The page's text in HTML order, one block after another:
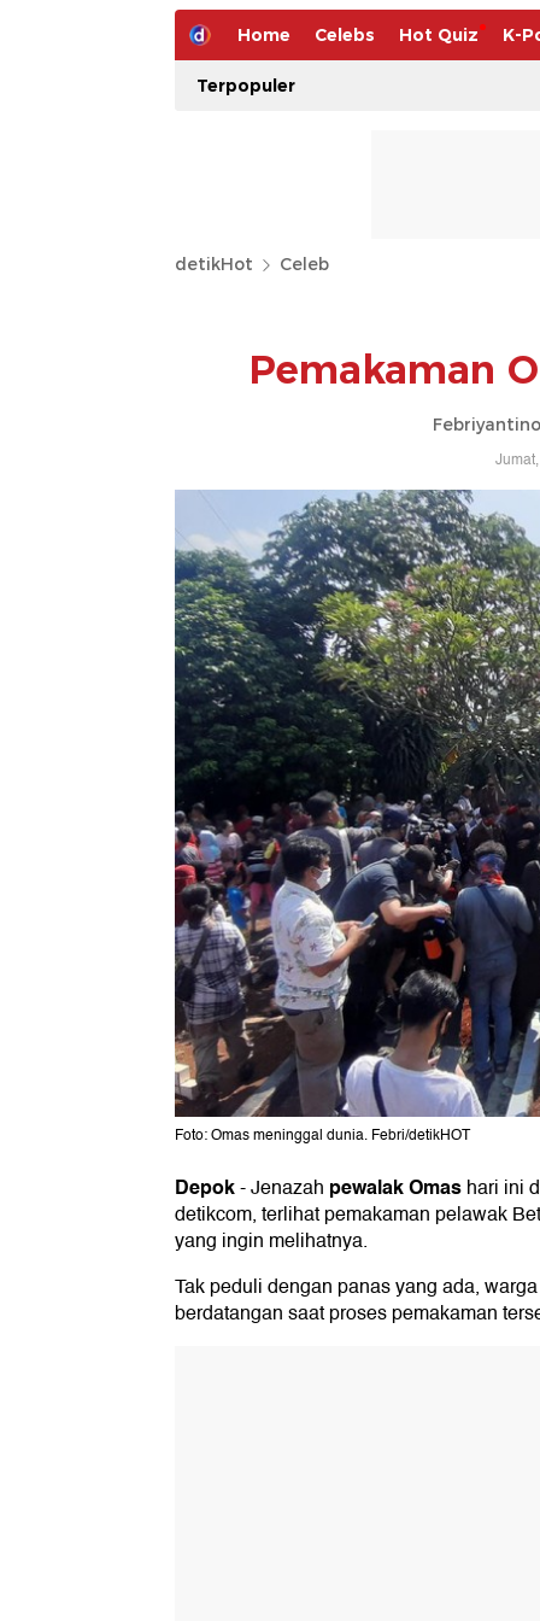
Home Celebs Hot Quiz K-
Terpopuler
detikHot Celeb
Pemakaman
Foto: Omas meninggal dunia. Febri/detikHOT
Depok-Jenazah pewalak Omashari ini
detikcom, terlihat pemakaman pelawak
yang ingin melihatnya.
Tak peduli dengan panas yang ada,
berdatangan saat proses pemakaman